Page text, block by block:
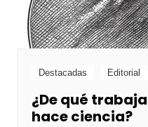
Destacadas Editorial
¿De qué
hace ciencia?